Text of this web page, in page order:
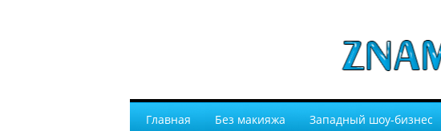
Главная Без макияжа Западный шоу-бизнес